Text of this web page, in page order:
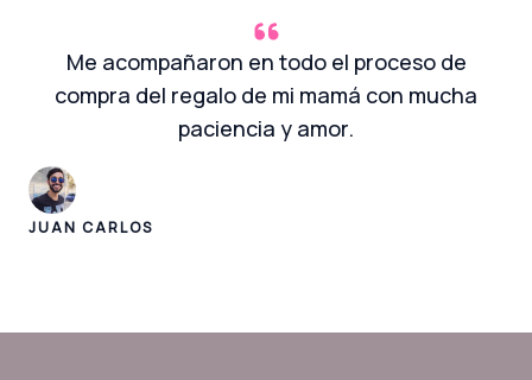
Me acompañaron en todo el proceso de
compra del regalo de mi mamá con mucha
paciencia y amor.
JUAN CARLOS